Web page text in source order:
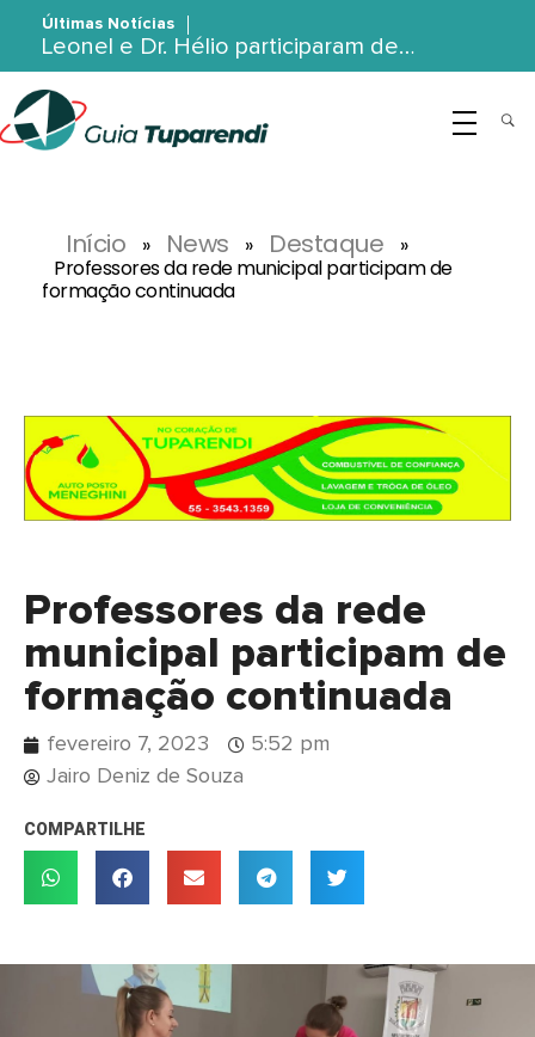
Últimas Notícias
Leonel e Dr. Hélio participaram de…
Início » News » Destaque
»
Professores da rede municipal participam de
formação continuada
Professores da rede
municipal participam de
formação continuada
fevereiro 7, 2023
5:52 pm
Jairo Deniz de Souza
COMPARTILHE